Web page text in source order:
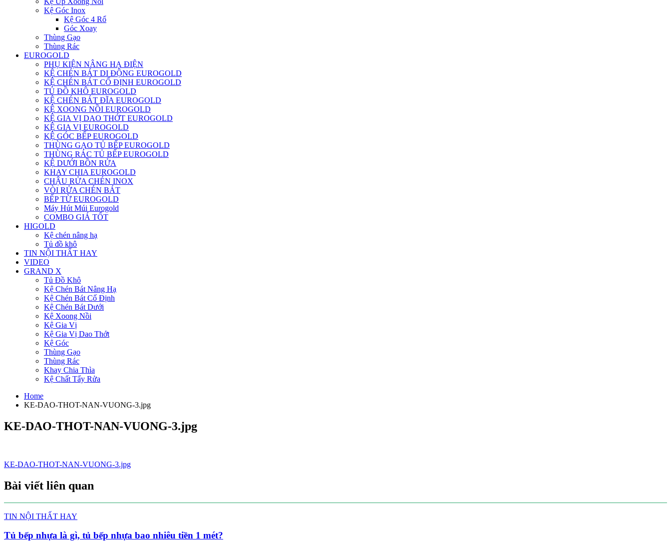
Kệ Góc Inox
Kệ Góc 4 Rổ
Góc Xoay
Thùng Gạo
Thùng Rác
EUROGOLD
PHỤ KIỆN NÂNG HẠ ĐIỆN
KỆ CHÉN BÁT DI ĐỘNG EUROGOLD
KỆ CHÉN BÁT CỐ ĐỊNH EUROGOLD
TỦ ĐỒ KHÔ EUROGOLD
KỆ CHÉN BÁT ĐĨA EUROGOLD
KỆ XOONG NỒI EUROGOLD
KỆ GIA VỊ DAO THỚT EUROGOLD
KỆ GIA VỊ EUROGOLD
KỆ GÓC BẾP EUROGOLD
THÙNG GẠO TỦ BẾP EUROGOLD
THÙNG RÁC TỦ BẾP EUROGOLD
KỆ DƯỚI BỒN RỬA
KHAY CHIA EUROGOLD
CHẬU RỬA CHÉN INOX
VÒI RỬA CHÉN BÁT
BẾP TỪ EUROGOLD
Máy Hút Múi Eurogold
COMBO GIÁ TỐT
HIGOLD
Kệ chén nâng hạ
Tủ đồ khô
TIN NỘI THẤT HAY
VIDEO
GRAND X
Tủ Đồ Khô
Kệ Chén Bát Nâng Hạ
Kệ Chén Bát Cố Định
Kệ Chén Bát Dưới
Kệ Xoong Nồi
Kệ Gia Vị
Kệ Gia Vị Dao Thớt
Kệ Góc
Thùng Gạo
Thùng Rác
Khay Chia Thìa
Kệ Chất Tẩy Rửa
Home
KE-DAO-THOT-NAN-VUONG-3.jpg
KE-DAO-THOT-NAN-VUONG-3.jpg
Điều
hướng
bài
viết
KE-DAO-THOT-NAN-VUONG-3.jpg
Bài viết liên quan
TIN NỘI THẤT HAY
Tủ bếp nhựa là gì, tủ bếp nhựa bao nhiêu tiền 1 mét?